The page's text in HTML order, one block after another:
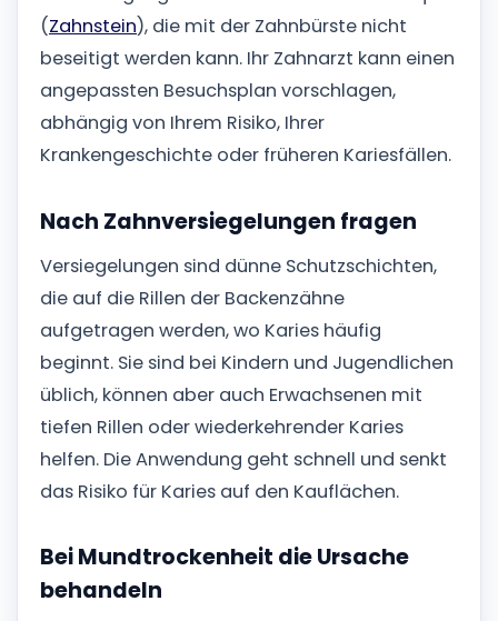
(Zahnstein), die mit der Zahnbürste nicht
beseitigt werden kann. Ihr Zahnarzt kann einen
angepassten Besuchsplan vorschlagen,
abhängig von Ihrem Risiko, Ihrer
Krankengeschichte oder früheren Kariesfällen.
Nach Zahnversiegelungen fragen
Versiegelungen sind dünne Schutzschichten,
die auf die Rillen der Backenzähne
aufgetragen werden, wo Karies häufig
beginnt. Sie sind bei Kindern und Jugendlichen
üblich, können aber auch Erwachsenen mit
tiefen Rillen oder wiederkehrender Karies
helfen. Die Anwendung geht schnell und senkt
das Risiko für Karies auf den Kauflächen.
Bei Mundtrockenheit die Ursache
behandeln